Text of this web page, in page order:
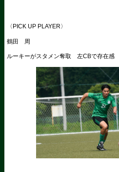
〈PICK UP PLAYER〉
鶴田 周
ルーキーがスタメン奪取 左CBで存在感